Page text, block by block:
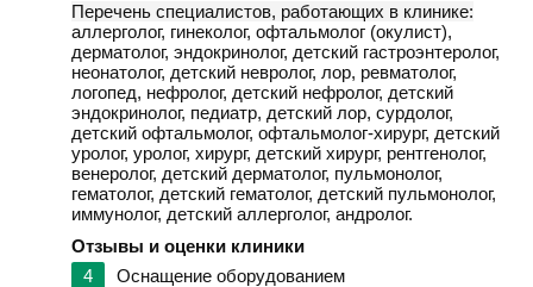
Перечень специалистов, работающих в клинике:
аллерголог, гинеколог, офтальмолог (окулист),
дерматолог, эндокринолог, детский гастроэнтеролог,
неонатолог, детский невролог, лор, ревматолог,
логопед, нефролог, детский нефролог, детский
эндокринолог, педиатр, детский лор, сурдолог,
детский офтальмолог, офтальмолог-хирург, детский
уролог, уролог, хирург, детский хирург, рентгенолог,
венеролог, детский дерматолог, пульмонолог,
гематолог, детский гематолог, детский пульмонолог,
иммунолог, детский аллерголог, андролог.
Отзывы и оценки клиники
4
Оснащение оборудованием